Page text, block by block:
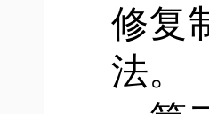
修复
法。